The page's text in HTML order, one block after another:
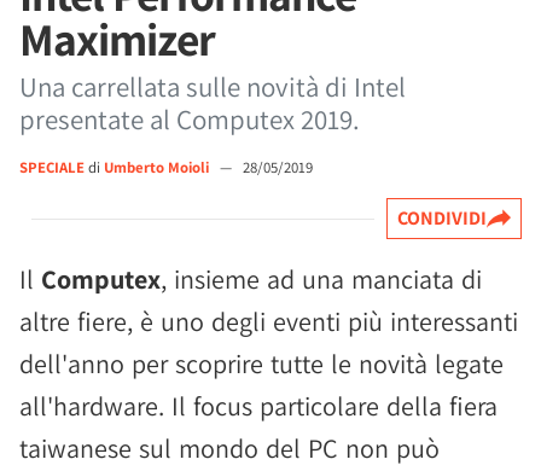
Maximizer
Una carrellata sulle novità di Intel
presentate al Computex 2019.
SPECIALEdi Umberto Moioli — 28/05/2019
CONDIVIDI
Il Computex, insieme ad una manciata di
altre fiere, è uno degli eventi più interessanti
dell'anno per scoprire tutte le novità legate
all'hardware. Il focus particolare della fiera
taiwanese sul mondo del PC non può